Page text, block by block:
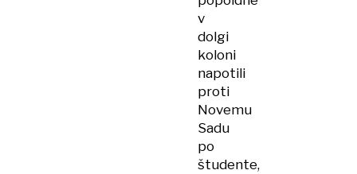
v
dolgi
koloni
napotili
proti
Novemu
Sadu
po
študente,